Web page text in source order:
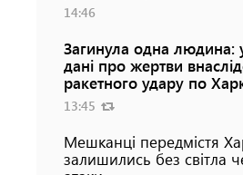
14:46
Загинула одна людина:
дані про жертви
ракетного удару по
13:45
Мешканці передмістя
залишились без світла